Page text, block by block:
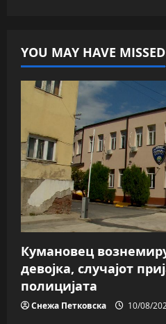
YOU MAY HAVE MISSED
Кумановец
девојка, случајот
полицијата
Снежа Петковска 10/08/